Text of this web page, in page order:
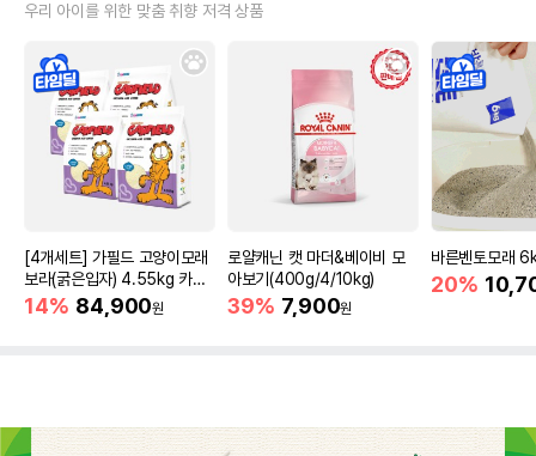
우리 아이를 위한 맞춤 취향 저격 상품
[4개세트] 가필드 고양이모래
보라(굵은입자) 4.55kg 카사
바모래
14% 84,900원
로얄캐닌 캣 마더&베이비 모
아보기(400g/4/10kg)
39% 7,900원
바른벤토모래
20%